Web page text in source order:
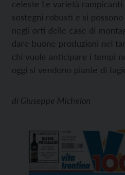
celeste Le varietà
sostegni robusti e si
negli orti delle case di
dare buone produzioni nel
chi vuole anticipare i tempi
oggi si vendono piante di
di Giuseppe Michelon